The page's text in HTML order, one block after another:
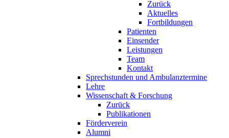
Zurück
Aktuelles
Fortbildungen
Patienten
Einsender
Leistungen
Team
Kontakt
Sprechstunden und Ambulanztermine
Lehre
Wissenschaft & Forschung
Zurück
Publikationen
Förderverein
Alumni